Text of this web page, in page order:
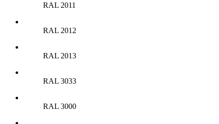
RAL 2011
RAL 2012
RAL 2013
RAL 3033
RAL 3000